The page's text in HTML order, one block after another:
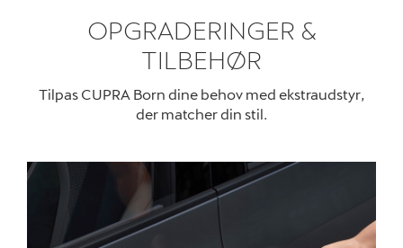
OPGRADERINGER &
TILBEHØR
Tilpas CUPRA Born dine behov med ekstraudstyr,
der matcher din stil.